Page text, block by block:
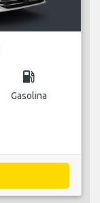
local_gas_station
Gasolina